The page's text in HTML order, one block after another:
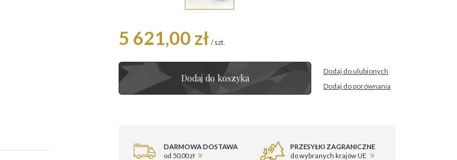
5 621,00 zł / szt.
Dodaj do koszyka
Dodaj do ulubionych
Dodaj do porównania
DARMOWA DOSTAWA
od 50,00 zł
PRZESYŁKI ZAGRANICZNE
do wybranych krajów UE